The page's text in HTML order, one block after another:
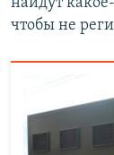
чтобы не